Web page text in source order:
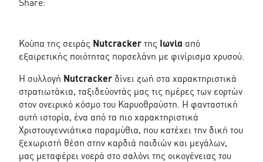
Share:
Κούπα της σειράς Nutcracker της Ιωνία από
εξαιρετικής ποιότητας πορσελάνη με φινίρισμα χρυσού.
Η συλλογή Nutcracker δίνει ζωή στα χαρακτηριστικά
στρατιωτάκια, ταξιδεύοντάς μας τις ημέρες των εορτών
στον ονειρικό κόσμο του Καρυοθραύστη. Η φανταστική
αυτή ιστορία, ένα από τα πιο χαρακτηριστικά
Χριστουγεννιάτικα παραμύθια, που κατέχει την δική του
ξεχωριστή θέση στην καρδιά παιδιών και μεγάλων,
μας μεταφέρει νοερά στο σαλόνι της οικογένειας του